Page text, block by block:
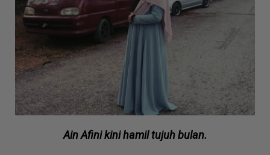
Ain Afini kini hamil tujuh bulan.